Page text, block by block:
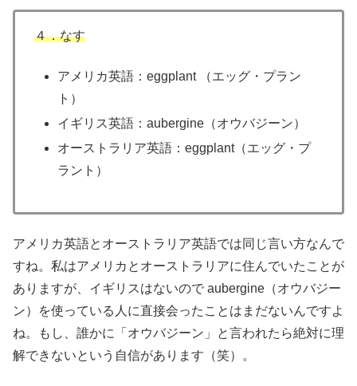
４．なす
アメリカ英語：eggplant （エッグ・プラン
ト）
イギリス英語：aubergine（オウバジーン）
オーストラリア英語：eggplant（エッグ・プ
ラント）
アメリカ英語とオーストラリア英語では同じ言い方なんで
すね。私はアメリカとオーストラリアに住んでいたことが
ありますが、イギリスはないので aubergine（オウバジー
ン）を使っている人に直接会ったことはまだないんですよ
ね。もし、誰かに「オウバジーン」と言われたら絶対に理
解できないという自信があります（笑）。